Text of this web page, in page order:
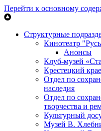
Перейти к основному
Структурные
Кинотеатр
Анонсы
Клуб-музей
Крестецкий
Отдел по
наследия
Отдел по
творчества и
Культурный
Музей В.